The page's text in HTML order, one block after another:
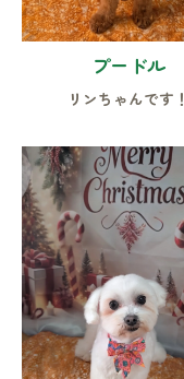
プードル
リンちゃんです！